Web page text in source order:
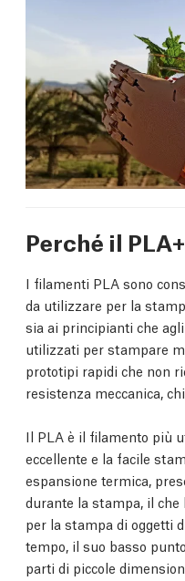
Perché il
I filamenti PLA sono
da utilizzare per la
sia ai principianti che
utilizzati per stampare
prototipi rapidi che non
resistenza meccanica,
Il PLA è il filamento più
eccellente e la facile
espansione termica,
durante la stampa, il che
per la stampa di oggetti
tempo, il suo basso
parti di piccole